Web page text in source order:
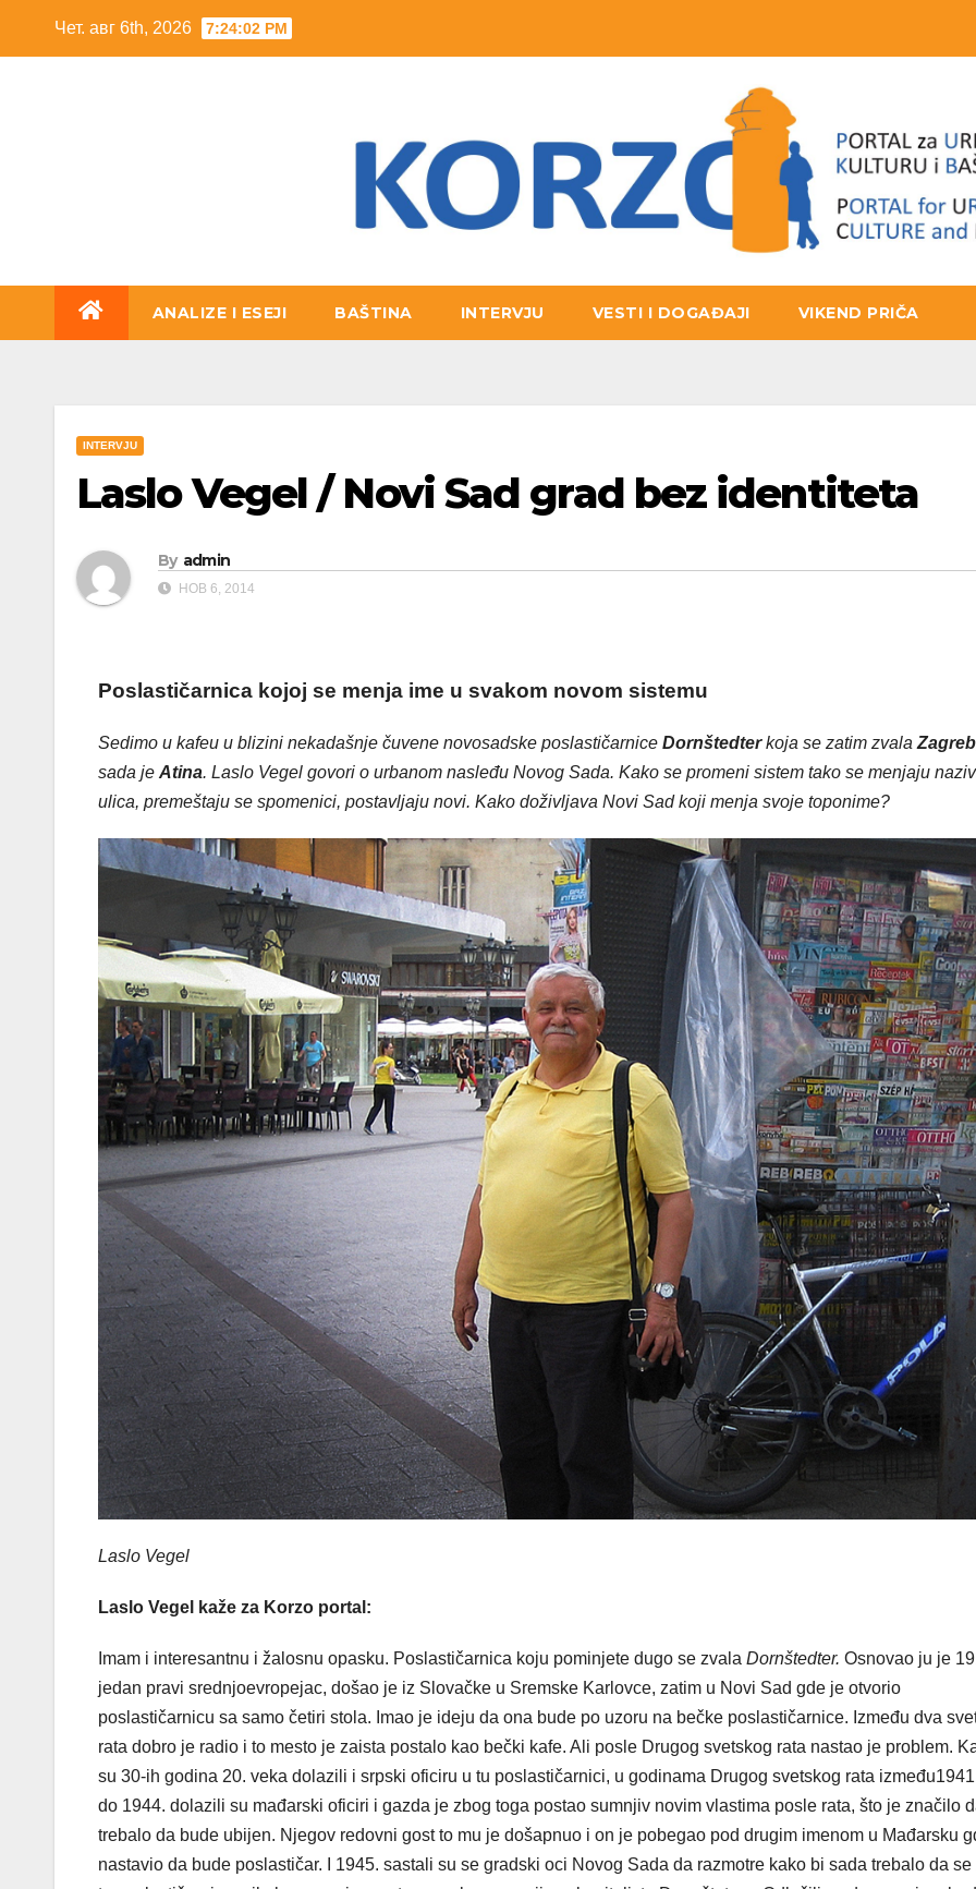
Чет. авг 6th, 2026 7:24:03 PM
ANALIZE I ESEJI BAŠTINA INTERVJU VESTI I DOGAĐAJI VIKEND PRIČA
INTERVJU
Laslo Vegel / Novi Sad grad bez identiteta
By admin
НОВ 6, 2014
Poslastičarnica kojoj se menja ime u svakom novom sistemu
Sedimo u kafeu u blizini nekadašnje čuvene novosadske poslastičarnice Dornštedterkoja se zatim zvala Zagreb
sada je Atina. Laslo Vegel govori o urbanom nasleđu Novog Sada. Kako se promeni sistem tako se menjaju
ulica, premeštaju se spomenici, postavljaju novi. Kako doživljava Novi Sad koji menja svoje toponime?
Laslo Vegel
Laslo Vegel kaže za Korzo portal:
Imam i interesantnu i žalosnu opasku. Poslastičarnica koju pominjete dugo se zvala Dornštedter. Osnovao ju je
jedan pravi srednjoevropejac, došao je iz Slovačke u Sremske Karlovce, zatim u Novi Sad gde je otvorio
poslastičarnicu sa samo četiri stola. Imao je ideju da ona bude po uzoru na bečke poslastičarnice. Između dva
rata dobro je radio i to mesto je zaista postalo kao bečki kafe. Ali posle Drugog svetskog rata nastao je problem.
su 30-ih godina 20. veka dolazili i srpski oficiru u tu poslastičarnici, u godinama Drugog svetskog rata
do 1944. dolazili su mađarski oficiri i gazda je zbog toga postao sumnjiv novim vlastima posle rata, što je značilo
trebalo da bude ubijen. Njegov redovni gost to mu je došapnuo i on je pobegao pod drugim imenom u Mađarsku
nastavio da bude poslastičar. I 1945. sastali su se gradski oci Novog Sada da razmotre kako bi sada trebalo da se